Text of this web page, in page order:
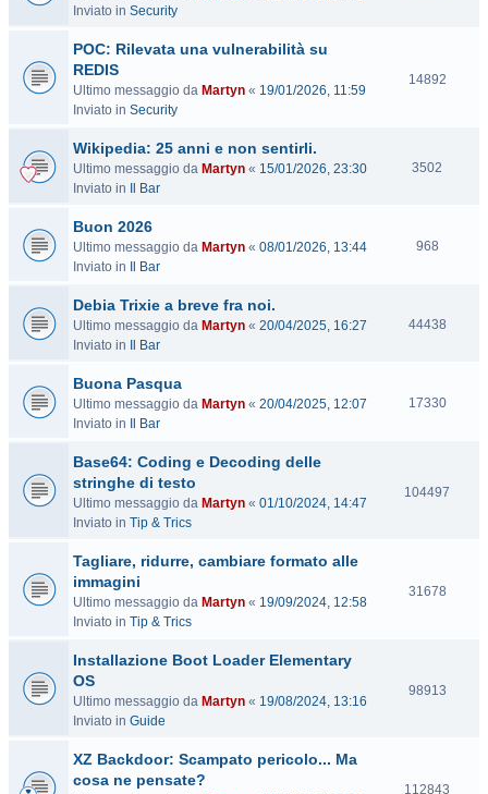
Inviato in Security
e
POC: Rilevata una vulnerabilità su
REDIS
Ultimo messaggio da Martyn « 19/01/2026, 11:59
Inviato in Security
14892V
Wikipedia: 25 anni e non sentirli.
Ultimo messaggio da Martyn « 15/01/2026, 23:30
Inviato in
Il Bar
3502
Buon 2026
Ultimo messaggio da Martyn « 08/01/2026, 13:44
Inviato in
Il Bar
968V
t
Debia Trixie a breve fra noi.
Ultimo messaggio da Martyn « 20/04/2025, 16:27
Inviato in
Il Bar
44438V
t
Buona Pasqua
Ultimo messaggio da Martyn « 20/04/2025, 12:07
Inviato in
Il Bar
17330V
e
Base64: Coding e Decoding delle
stringhe di testo
Ultimo messaggio da Martyn « 01/10/2024, 14:47
Inviato in Tip & Trics
104497
Tagliare, ridurre, cambiare formato alle
immagini
Ultimo messaggio da Martyn « 19/09/2024, 12:58
Inviato in Tip & Trics
31678V
e
Installazione Boot Loader Elementary
OS
Ultimo messaggio da Martyn « 19/08/2024, 13:16
Inviato in Guide
98913V
e
XZ Backdoor: Scampato pericolo... Ma
cosa ne pensate?
112843